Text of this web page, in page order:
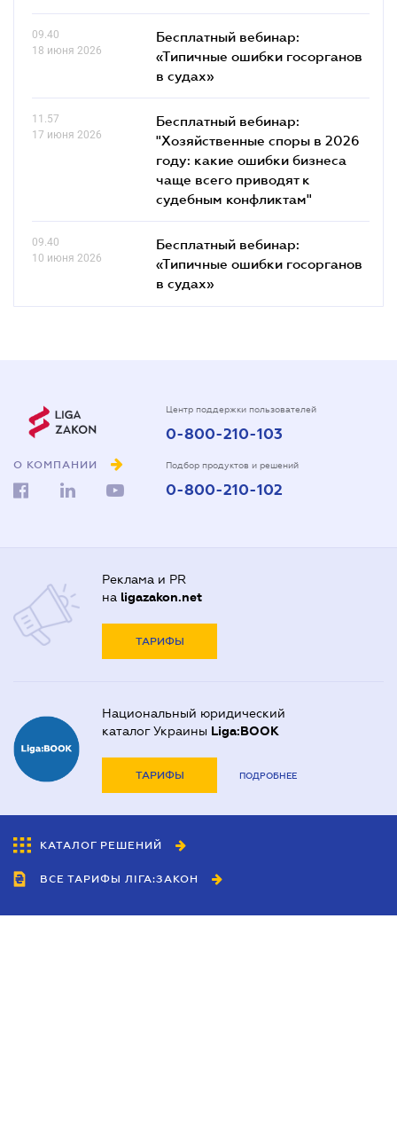
09.40
18 июня 2026
Бесплатный вебинар:
«Типичные ошибки госорганов
в судах»
11.57
17 июня 2026
Бесплатный вебинар:
"Хозяйственные споры в 2026
году: какие ошибки бизнеса
чаще всего приводят к
судебным конфликтам"
09.40
10 июня 2026
Бесплатный вебинар:
«Типичные ошибки госорганов
в судах»
О КОМПАНИИ
Центр поддержки пользователей
0-800-210-103
Подбор продуктов и решений
0-800-210-102
Реклама и PR
на ligazakon.net
ТАРИФЫ
Национальный юридический
каталог Украины Liga:BOOK
ТАРИФЫ ПОДРОБНЕЕ
КАТАЛОГ РЕШЕНИЙ
ВСЕ ТАРИФЫ ЛІГА:ЗАКОН